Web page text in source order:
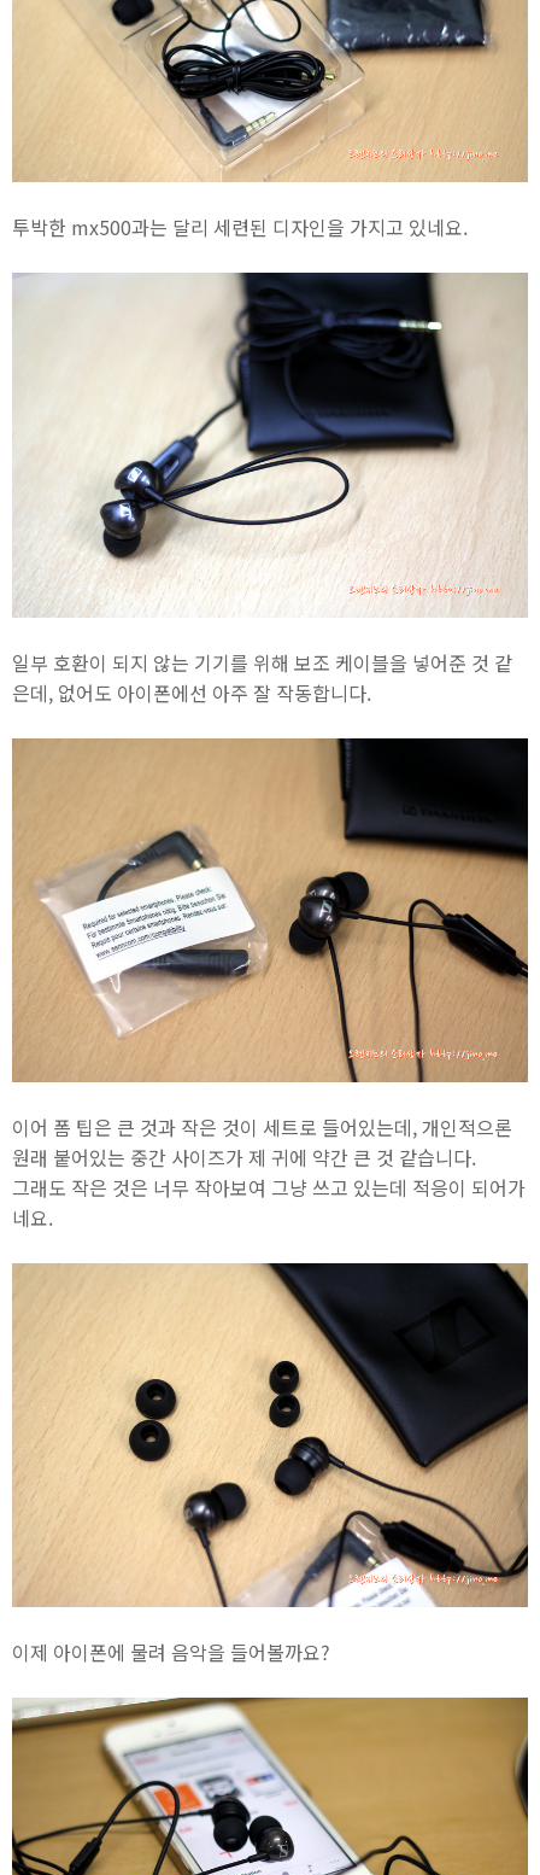
투박한 mx500과는 달리 세련된 디자인을 가지고 있네요.
일부 호환이 되지 않는 기기를 위해 보조 케이블을 넣어준 것 같
은데, 없어도 아이폰에선 아주 잘 작동합니다.
이어 폼 팁은 큰 것과 작은 것이 세트로 들어있는데, 개인적으론
원래 붙어있는 중간 사이즈가 제 귀에 약간 큰 것 같습니다.
그래도 작은 것은 너무 작아보여 그냥 쓰고 있는데 적응이 되어가
네요.
이제 아이폰에 물려 음악을 들어볼까요?